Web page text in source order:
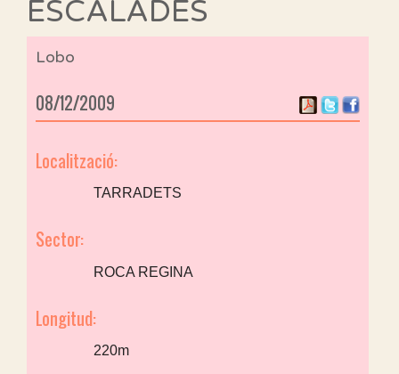
ESCALADES
Lobo
08/12/2009
Localització:
TARRADETS
Sector:
ROCA REGINA
Longitud:
220m